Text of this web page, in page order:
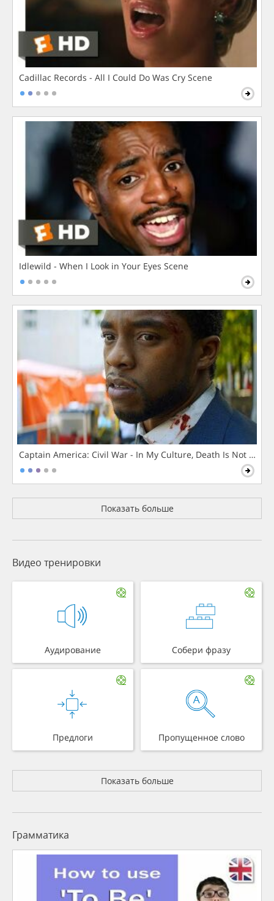
Cadillac Records - All I Could Do Was Cry Scene
Idlewild - When I Look in Your Eyes Scene
Captain America: Civil War - In My Culture, Death Is Not The
Показать больше
Видео тренировки
Аудирование Собери фразу
Предлоги Пропущенное слово
Показать больше
Грамматика